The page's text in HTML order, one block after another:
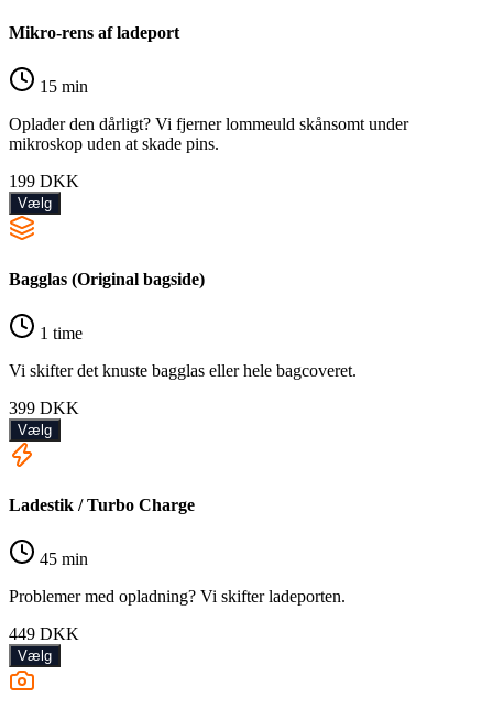
Mikro-rens af ladeport
15 min
Oplader den dårligt? Vi fjerner lommeuld skånsomt under
mikroskop uden at skade pins.
199 DKK
Vælg
Bagglas (Original bagside)
1 time
Vi skifter det knuste bagglas eller hele bagcoveret.
399 DKK
Vælg
Ladestik / Turbo Charge
45 min
Problemer med opladning? Vi skifter ladeporten.
449 DKK
Vælg